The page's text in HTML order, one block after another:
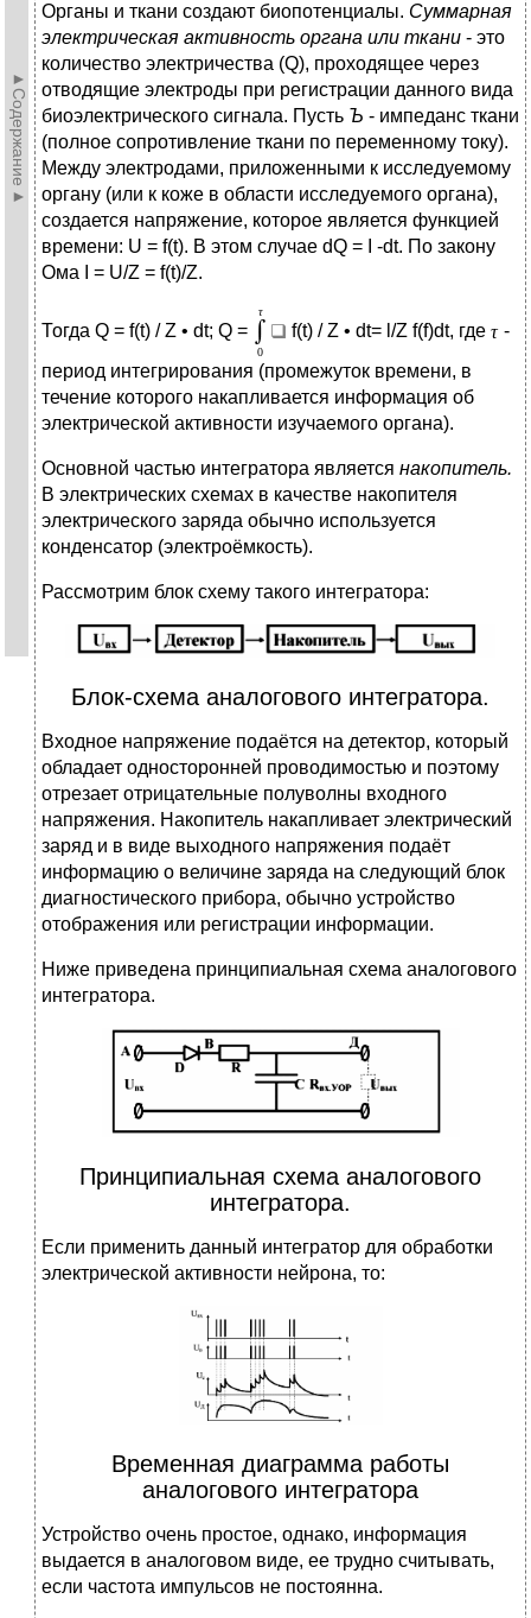
►Содержание►
Органы и ткани создают биопотенциалы. Суммарная
электрическая активность органа или ткани - это
количество электричества (Q), проходящее через
отводящие электроды при регистрации данного вида
биоэлектрического сигнала. Пусть Ъ - импеданс ткани
(полное сопротивление ткани по переменному току).
Между электродами, приложенными к исследуемому
органу (или к коже в области исследуемого органа),
создается напряжение, которое является функцией
времени: U = f(t). В этом случае dQ = I -dt. По закону
Ома I = U/Z = f(t)/Z.
Тогда Q = f(t) / Z • dt; Q = f(t) / Z • dt= l/Z f(f)dt, где -
период интегрирования (промежуток времени, в
течение которого накапливается информация об
электрической активности изучаемого органа).
Основной частью интегратора является накопитель.
В электрических схемах в качестве накопителя
электрического заряда обычно используется
конденсатор (электроёмкость).
Рассмотрим блок схему такого интегратора:
Блок-схема аналогового интегратора.
Входное напряжение подаётся на детектор, который
обладает односторонней проводимостью и поэтому
отрезает отрицательные полуволны входного
напряжения. Накопитель накапливает электрический
заряд и в виде выходного напряжения подаёт
информацию о величине заряда на следующий блок
диагностического прибора, обычно устройство
отображения или регистрации информации.
Ниже приведена принципиальная схема аналогового
интегратора.
Принципиальная схема аналогового
интегратора.
Если применить данный интегратор для обработки
электрической активности нейрона, то:
Временная диаграмма работы
аналогового интегратора
Устройство очень простое, однако, информация
выдается в аналоговом виде, ее трудно считывать,
если частота импульсов не постоянна.